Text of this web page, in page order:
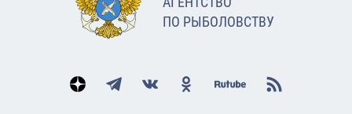
ПО РЫБОЛОВСТВУ